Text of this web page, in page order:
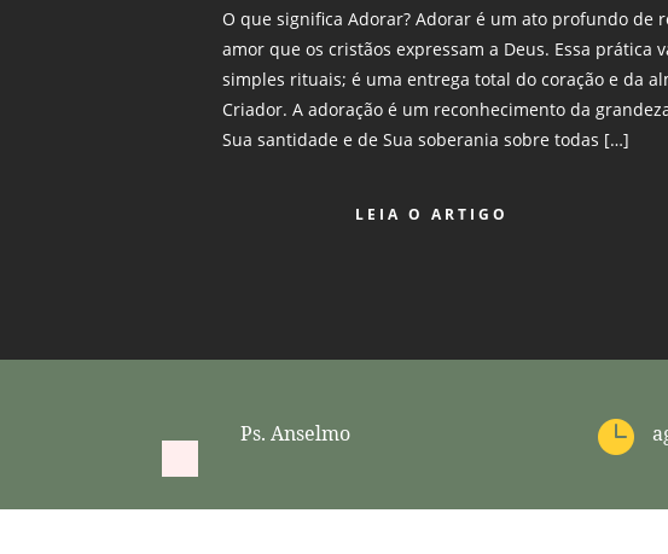
O que significa Adorar? Adorar é um ato profundo de
amor que os cristãos expressam a Deus. Essa prática
simples rituais; é uma entrega total do coração e da
Criador. A adoração é um reconhecimento da
Sua santidade e de Sua soberania sobre todas […]
LEIA O ARTIGO
Ps. Anselmo 